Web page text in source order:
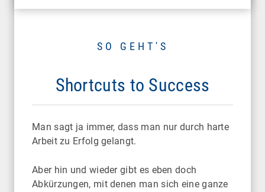
Shortcuts to Success
SO GEHT'S
Man sagt ja immer, dass man nur durch harte
Arbeit zu Erfolg gelangt.
Aber hin und wieder gibt es eben doch
Abkürzungen, mit denen man sich eine ganze